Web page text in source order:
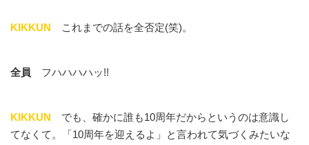
KIKKUN これまでの話を全否定(笑)。
全員 フハハハハッ!!
KIKKUN でも、確かに誰も10周年だからというのは意識し
てなくて。「10周年を迎えるよ」と言われて気づくみたいな